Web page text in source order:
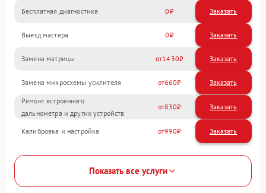
Бесплатная диагностика 0 Заказать
Выезд мастера 0 Заказать
Замена матрицы 1430
Замена микросхемы усилителя 660
Ремонт встроенного
дальнометра и других устройств
830
Калибровка и настройка 990
Показать все услуги